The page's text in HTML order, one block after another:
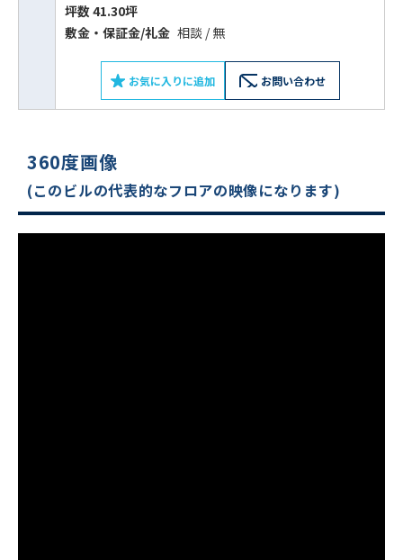
坪数 41.30坪
敷⾦‧保証⾦/礼⾦ 相談 / 無
お気に入りに追加 お問い合わせ
360度画像
(このビルの代表的なフロアの映像になります)